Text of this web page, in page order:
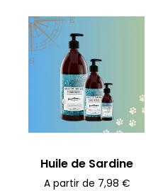
Huile de Sardine
A partir de 7,98 €